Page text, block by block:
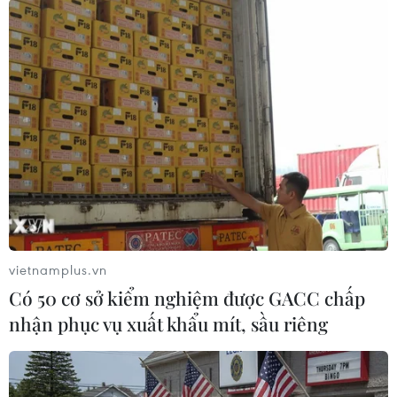
thị trường xuất khẩu chủ lực của Việt Nam.
Tại Hội thảo, đại diện từ Phòng Công nghiệp và
Thương mại Đức (AHK) sẽ trình bày tham luận
về bức tranh toàn cảnh về các thị phần dệt may
hiện nay trên thế giới cũng như xu hướng gia
tăng tính tuần hoàn và xanh hóa ngành dệt may,
do nhiều thị trường đang dần triển khai các quy
định đánh giá. Từ đó, đại diện từ AHK sẽ gợi ý
những tầm nhìn định hướng cho doanh nghiệp
dệt may Việt, hướng tới xu hướng tiêu dùng
xanh cũng như ứng xử có trách nhiệm với môi
trường, lao động, nhân quyền.
các mục tiêu xanh hóa tới năm 2023 cho các
vietnamplus.vn
Có 50 cơ sở kiểm nghiệm được GACC chấp
nhận phục vụ xuất khẩu mít, sầu riêng